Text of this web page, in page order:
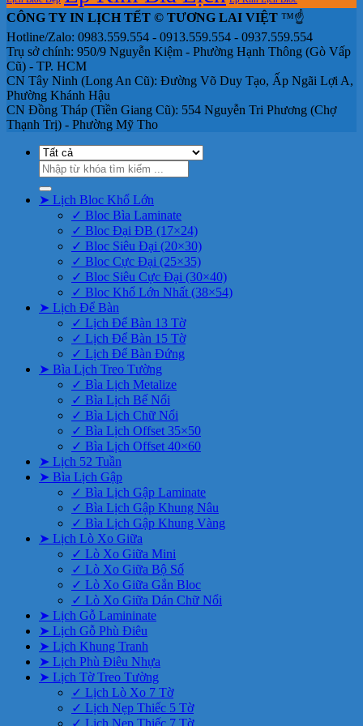
CÔNG TY IN LỊCH TẾT © TƯƠNG LAI VIỆT ™☝️
Hotline/Zalo: 0983.559.554 - 0913.559.554 - 0937.559.554
Trụ sở chính: 950/9 Nguyễn Kiệm - Phường Hạnh Thông (Gò Vấp
Cũ) - TP. HCM
CN Tây Ninh (Long An Cũ): Đường Võ Duy Tạo, Ấp Ngãi Lợi A,
Phường Khánh Hậu
CN Đồng Tháp (Tiền Giang Cũ): 554 Nguyễn Tri Phương (Chợ
Thạnh Trị) - Phường Mỹ Tho
Tìm
kiếm:
➤ Lịch Bloc Khổ Lớn
✓ Bloc Bìa Laminate
✓ Bloc Đại ĐB (17×24)
✓ Bloc Siêu Đại (20×30)
✓ Bloc Cực Đại (25×35)
✓ Bloc Siêu Cực Đại (30×40)
✓ Bloc Khổ Lớn Nhất (38×54)
➤ Lịch Để Bàn
✓ Lịch Để Bàn 13 Tờ
✓ Lịch Để Bàn 15 Tờ
✓ Lịch Để Bàn Đứng
➤ Bìa Lịch Treo Tường
✓ Bìa Lịch Metalize
✓ Bìa Lịch Bế Nổi
✓ Bìa Lịch Chữ Nổi
✓ Bìa Lịch Offset 35×50
✓ Bìa Lịch Offset 40×60
➤ Lịch 52 Tuần
➤ Bìa Lịch Gập
✓ Bìa Lịch Gập Laminate
✓ Bìa Lịch Gập Khung Nâu
✓ Bìa Lịch Gập Khung Vàng
➤ Lịch Lò Xo Giữa
✓ Lò Xo Giữa Mini
✓ Lò Xo Giữa Bộ Số
✓ Lò Xo Giữa Gắn Bloc
✓ Lò Xo Giữa Dán Chữ Nổi
➤ Lịch Gỗ Lamininate
➤ Lịch Gỗ Phù Điêu
➤ Lịch Khung Tranh
➤ Lịch Phù Điêu Nhựa
➤ Lịch Tờ Treo Tường
✓ Lịch Lò Xo 7 Tờ
✓ Lịch Nẹp Thiếc 5 Tờ